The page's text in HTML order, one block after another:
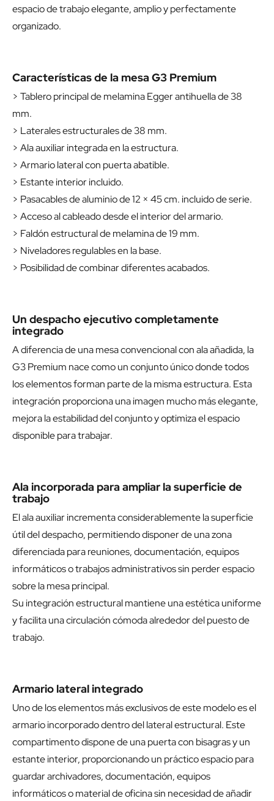
espacio de trabajo elegante, amplio y perfectamente
organizado.
Características de la mesa G3 Premium
> Tablero principal de melamina Egger antihuella de 38
mm.
> Laterales estructurales de 38 mm.
> Ala auxiliar integrada en la estructura.
> Armario lateral con puerta abatible.
> Estante interior incluido.
> Pasacables de aluminio de 12 × 45 cm. incluido de serie.
> Acceso al cableado desde el interior del armario.
> Faldón estructural de melamina de 19 mm.
> Niveladores regulables en la base.
> Posibilidad de combinar diferentes acabados.
Un despacho ejecutivo completamente
integrado
A diferencia de una mesa convencional con ala añadida, la
G3 Premium nace como un conjunto único donde todos
los elementos forman parte de la misma estructura. Esta
integración proporciona una imagen mucho más elegante,
mejora la estabilidad del conjunto y optimiza el espacio
disponible para trabajar.
Ala incorporada para ampliar la superficie de
trabajo
El ala auxiliar incrementa considerablemente la superficie
útil del despacho, permitiendo disponer de una zona
diferenciada para reuniones, documentación, equipos
informáticos o trabajos administrativos sin perder espacio
sobre la mesa principal.
Su integración estructural mantiene una estética uniforme
y facilita una circulación cómoda alrededor del puesto de
trabajo.
Armario lateral integrado
Uno de los elementos más exclusivos de este modelo es el
armario incorporado dentro del lateral estructural. Este
compartimento dispone de una puerta con bisagras y un
estante interior, proporcionando un práctico espacio para
guardar archivadores, documentación, equipos
informáticos o material de oficina sin necesidad de añadir